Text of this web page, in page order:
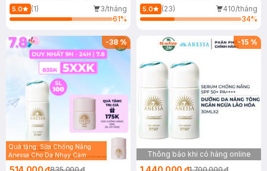
(For Sensitive Skin)
SPF35/PA+++
5.0 (1)
3/tháng
61%
Milk (For Sensitive Skin)
SPF50+/PA++++
5.0 (23)
410/tháng
34%
-38%
Quà tặng: Sữa Chống Nắng
Anessa Cho Da Nhạy Cảm
-15 %
Thông báo khi có hàng online